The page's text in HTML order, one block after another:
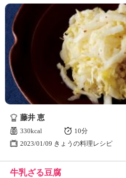
ょ
う
の
料
理
」
藤井 恵
330kcal
10分
2023/01/09 きょうの料理レシピ
牛乳ざる豆腐